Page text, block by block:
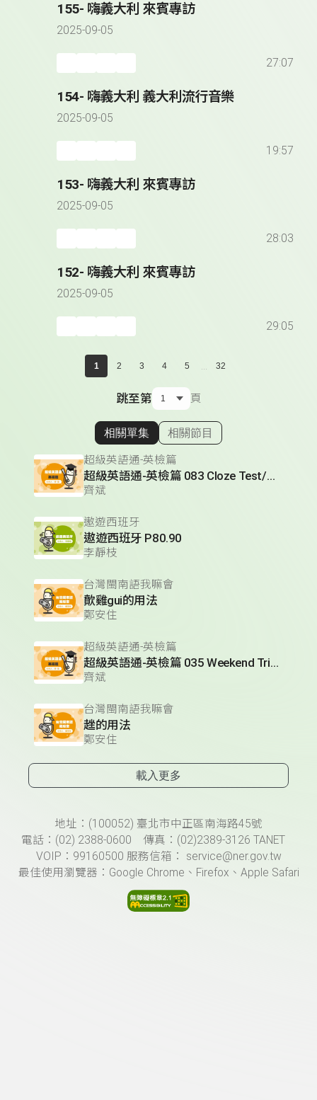
155- 嗨義大利 來賓專訪
2025-09-05
27:07
154- 嗨義大利 義大利流行音樂
2025-09-05
19:57
153- 嗨義大利 來賓專訪
2025-09-05
28:03
152- 嗨義大利 來賓專訪
2025-09-05
29:05
1 2 3 4 5 ... 32
跳至第 頁
顯示相關單集
相關單集 相關節目
超級英語通-英檢篇
超級英語通-英檢篇 083 Cloze Test/段落填空-13
齊斌
遨遊西班牙
遨遊西班牙 P80.90
李靜枝
台灣閩南語我嘛會
歕雞gui的用法
鄭安住
超級英語通-英檢篇
超級英語通-英檢篇 035 Weekend Trip- 週末旅遊
齊斌
台灣閩南語我嘛會
趖的用法
鄭安住
載入更多
頁尾資訊地址：(100052) 臺北市中正區南海路45號
電話：(02) 2388-0600 傳真：(02)2389-3126 TANET
VOIP：99160500 服務信箱： service@ner.gov.tw
最佳使用瀏覽器：Google Chrome、Firefox、Apple Safari